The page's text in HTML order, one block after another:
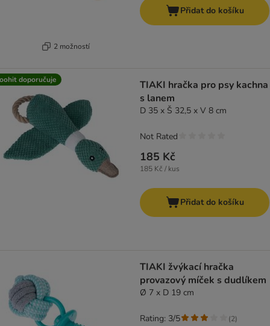
2 možností
Přidat do košíku
doporučuje
TIAKI hračka pro psy kachna
s lanem
D 35 x Š 32,5 x V 8 cm
185 Kč
185 Kč / kus
Not Rated
Přidat do košíku
TIAKI žvýkací hračka
provazový míček s dudlíkem
Ø 7 x D 19 cm
Rating: 3/5 (2)